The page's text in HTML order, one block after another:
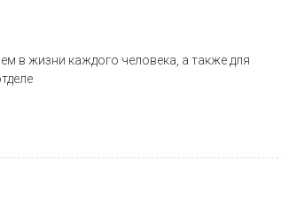
в жизни каждого человека, а также для